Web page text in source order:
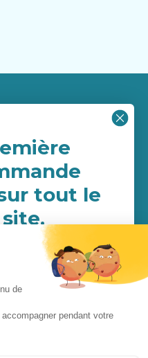
et de ventes
tout le
site.
déja en